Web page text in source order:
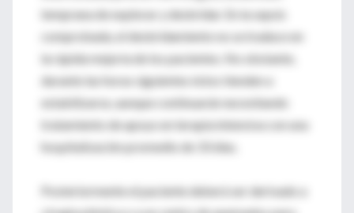
temprana de explorar y desbridar. En la sepsis
comprobada, el desbridamiento no se traduce en
la rápida mejoría de los pacientes. No obstante,
durante las horas siguientes éstos tienden a
estabilizarse, aunque continuarán necesitando
tratamiento de apoyo en terapia intensiva con una
hospitalización promedio de 33 días.
Posteriormente el paciente deberá ser derivado a